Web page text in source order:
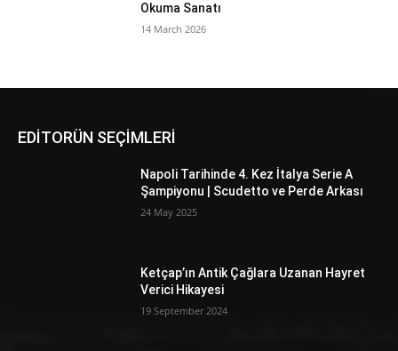
Okuma Sanatı
14 March 2026
EDİTORÜN SEÇİMLERİ
Napoli Tarihinde 4. Kez İtalya Serie A
Şampiyonu | Scudetto ve Perde Arkası
24 May 2025
Ketçap’ın Antik Çağlara Uzanan Hayret
Verici Hikayesi
19 September 2024